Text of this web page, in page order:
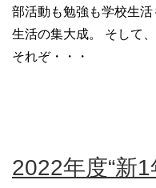
部活動も勉強も学校生
生活の集大成。 そして
それぞ・・・
2022年度“新